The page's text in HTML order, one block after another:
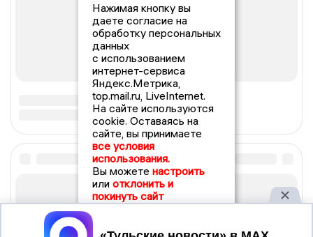
Нажимая кнопку вы
даете согласие на
обработку персональных
данных
с использованием
интернет-сервиса
Яндекс.Метрика,
top.mail.ru, LiveInternet.
На сайте используются
cookie. Оставаясь на
сайте, вы принимаете
все условия
использования.
Вы можете настроить
или отклонить и
покинуть сайт
Принять